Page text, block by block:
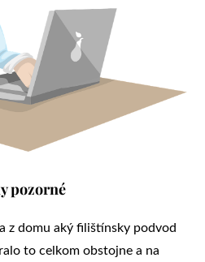
pozorné
z domu aký filištínsky podvod
to celkom obstojne a na